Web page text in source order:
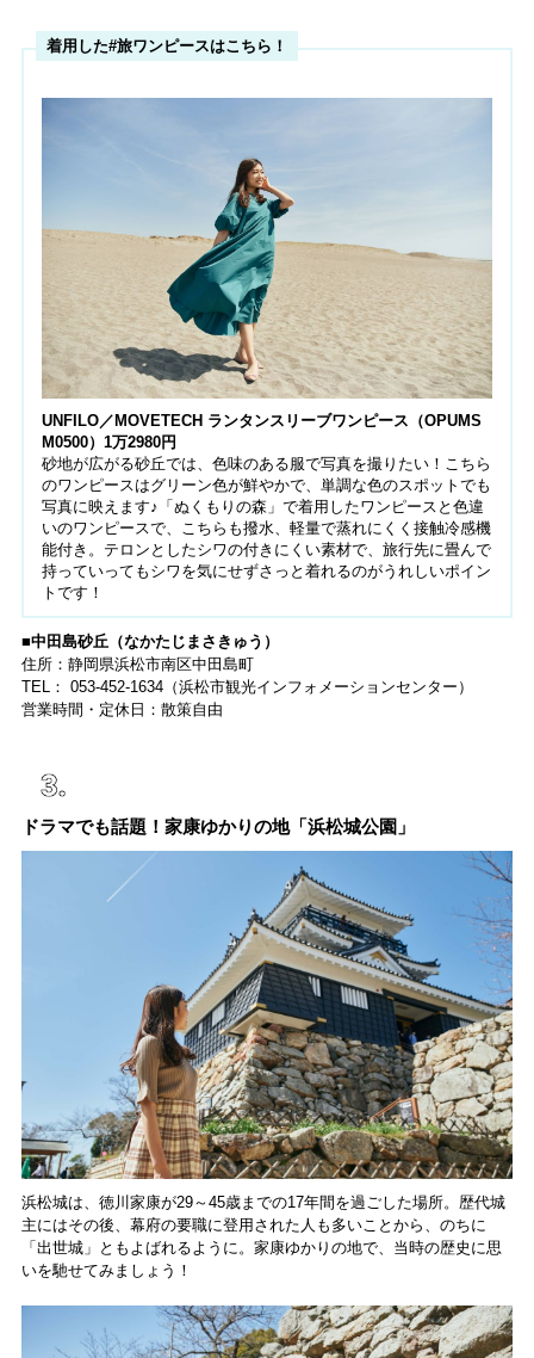
着用した#旅ワンピースはこちら！
UNFILO／MOVETECH ランタンスリーブワンピース（OPUMS
M0500）1万2980円
砂地が広がる砂丘では、色味のある服で写真を撮りたい！こちら
のワンピースはグリーン色が鮮やかで、単調な色のスポットでも
写真に映えます♪「ぬくもりの森」で着用したワンピースと色違
いのワンピースで、こちらも撥水、軽量で蒸れにくく接触冷感機
能付き。テロンとしたシワの付きにくい素材で、旅行先に畳んで
持っていってもシワを気にせずさっと着れるのがうれしいポイン
トです！
■中田島砂丘（なかたじまさきゅう）
住所：静岡県浜松市南区中田島町
TEL： 053-452-1634（浜松市観光インフォメーションセンター）
営業時間・定休日：散策自由
ドラマでも話題！家康ゆかりの地「浜松城公園」
浜松城は、徳川家康が29～45歳までの17年間を過ごした場所。歴代城
主にはその後、幕府の要職に登用された人も多いことから、のちに
「出世城」ともよばれるように。家康ゆかりの地で、当時の歴史に思
いを馳せてみましょう！